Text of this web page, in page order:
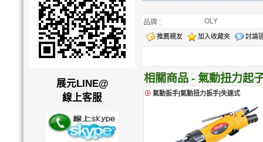
展元LINE@
線上客服
品牌 : OLY
推薦親友 加入收藏夾 討論
相關商品 - 氣動扭力起
氣動扳手|氣動扭力扳手|失速式